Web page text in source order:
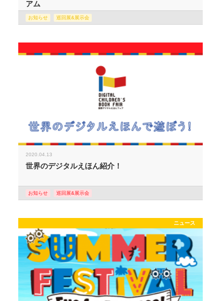
アム
お知らせ 巡回展&展示会
2020.04.13
世界のデジタルえほん紹介！
お知らせ 巡回展&展示会
ニュース